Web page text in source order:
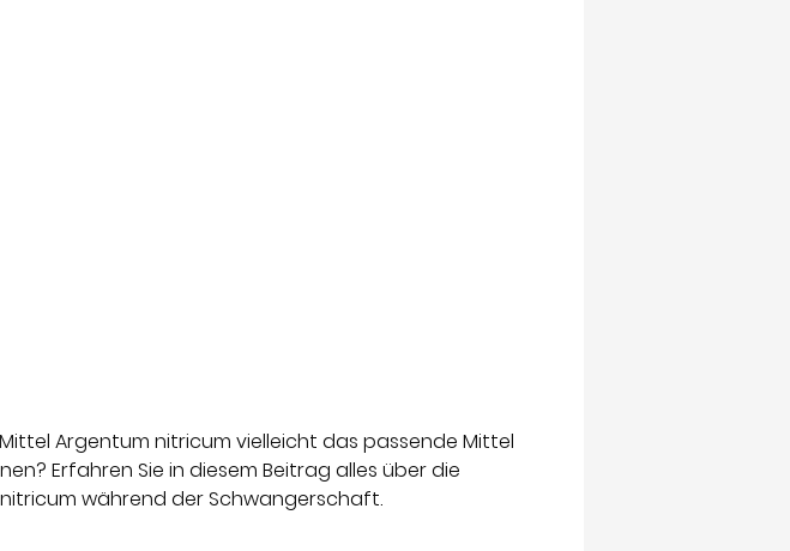
Argentum nitricum vielleicht das passende Mittel
Erfahren Sie in diesem Beitrag alles über die
während der Schwangerschaft.